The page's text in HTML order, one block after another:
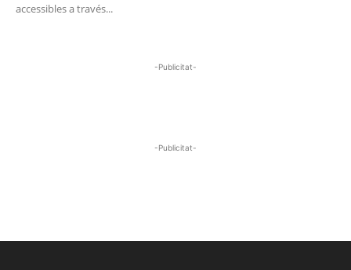
accessibles a través...
-Publicitat-
-Publicitat-